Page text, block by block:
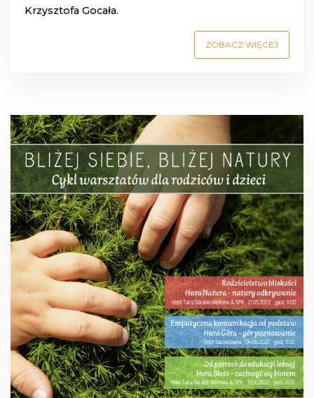
Krzysztofa Gocała.
ZOBACZ WIĘCEJ